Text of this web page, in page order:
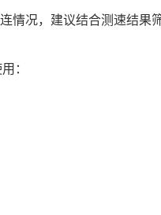
情况，建议结合测速结果
：